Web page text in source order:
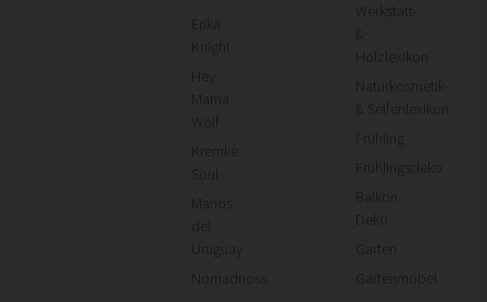
Knight
Mama
Wolf
Kremke
Manos
Uruguay
Nomadnoss
Werkstatt-
&
Holzlexikon
Naturkosmetik-
& Seifenlexikon
Frühling
Frühlingsdeko
Deko
Garten
Gartenmöbel